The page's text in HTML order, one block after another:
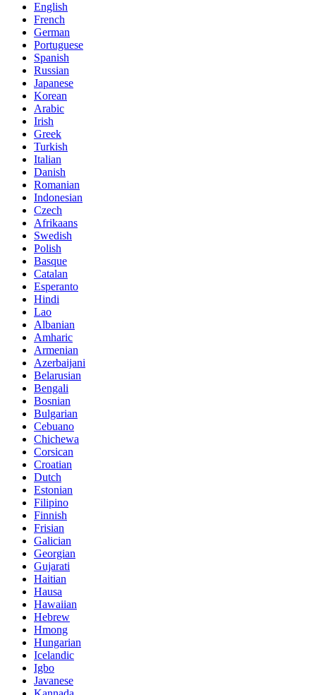
English
French
German
Portuguese
Spanish
Russian
Japanese
Korean
Arabic
Irish
Greek
Turkish
Italian
Danish
Romanian
Indonesian
Czech
Afrikaans
Swedish
Polish
Basque
Catalan
Esperanto
Hindi
Lao
Albanian
Amharic
Armenian
Azerbaijani
Belarusian
Bengali
Bosnian
Bulgarian
Cebuano
Chichewa
Corsican
Croatian
Dutch
Estonian
Filipino
Finnish
Frisian
Galician
Georgian
Gujarati
Haitian
Hausa
Hawaiian
Hebrew
Hmong
Hungarian
Icelandic
Igbo
Javanese